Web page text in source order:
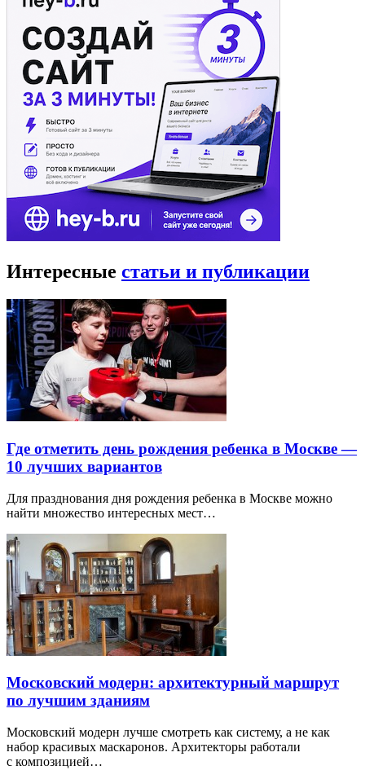
Интересные статьи и публикации
Где отметить день рождения ребенка в Москве —
10 лучших вариантов
Для празднования дня рождения ребенка в Москве можно
найти множество интересных мест…
Московский модерн: архитектурный маршрут
по лучшим зданиям
Московский модерн лучше смотреть как систему, а не как
набор красивых маскаронов. Архитекторы работали
с композицией…